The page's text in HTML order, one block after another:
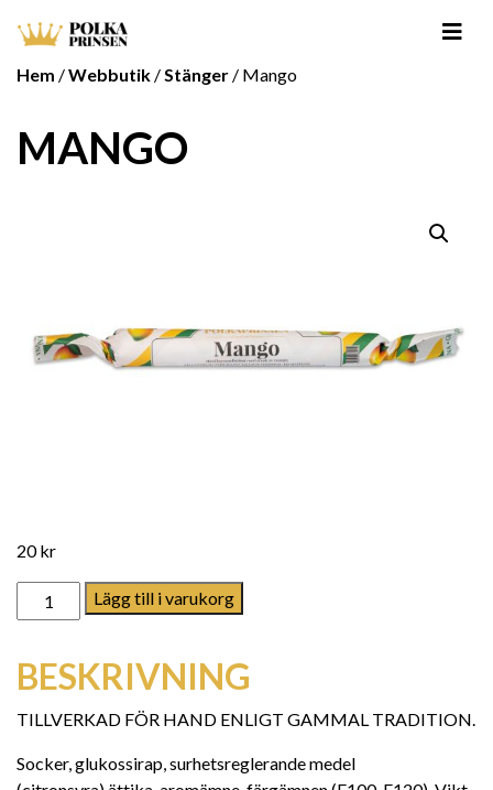
Hem /Webbutik /Stänger / Mango
MANGO
20kr
Mango mängdLägg till i varukorg
BESKRIVNING
TILLVERKAD FÖR HAND ENLIGT GAMMAL TRADITION.
Socker, glukossirap, surhetsreglerande medel